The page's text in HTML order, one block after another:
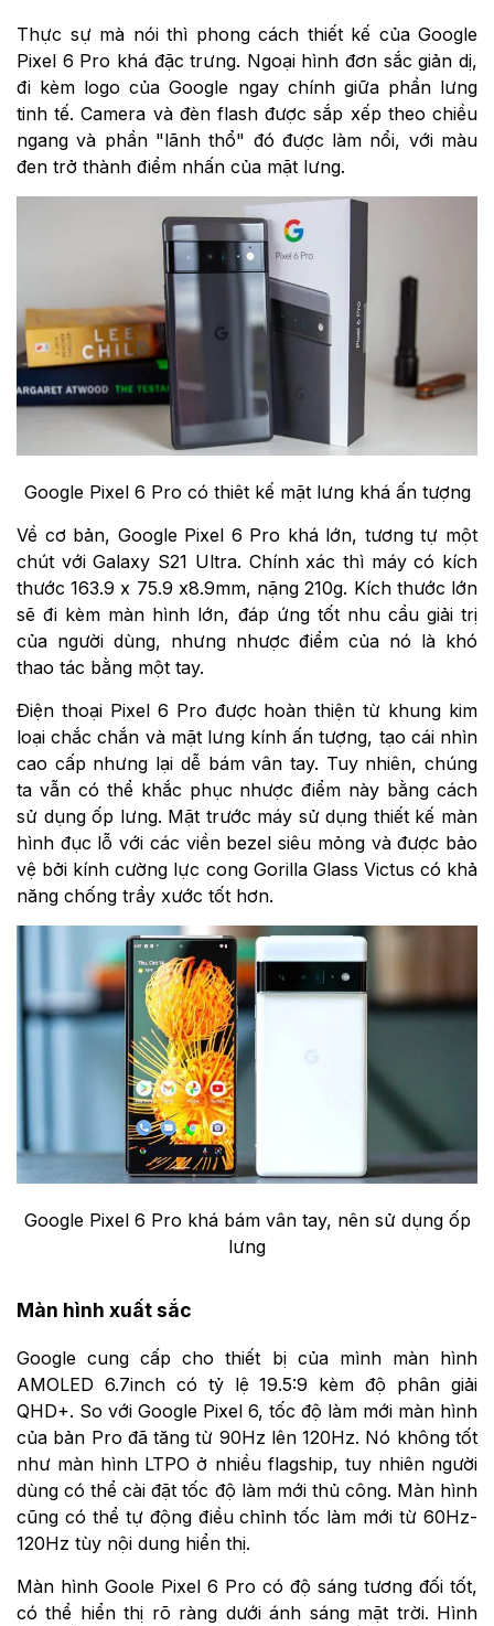
Thực sự mà nói thì phong cách thiết kế của Google
Pixel 6 Pro khá đặc trưng. Ngoại hình đơn sắc giản dị,
đi kèm logo của Google ngay chính giữa phần lưng
tinh tế. Camera và đèn flash được sắp xếp theo chiều
ngang và phần "lãnh thổ" đó được làm nổi, với màu
đen trở thành điểm nhấn của mặt lưng.
Google Pixel 6 Pro có thiêt kế mặt lưng khá ấn tượng
Về cơ bản, Google Pixel 6 Pro khá lớn, tương tự một
chút với Galaxy S21 Ultra. Chính xác thì máy có kích
thước 163.9 x 75.9 x8.9mm, nặng 210g. Kích thước lớn
sẽ đi kèm màn hình lớn, đáp ứng tốt nhu cầu giải trị
của người dùng, nhưng nhược điểm của nó là khó
thao tác bằng một tay.
Điện thoại Pixel 6 Pro được hoàn thiện từ khung kim
loại chắc chắn và mặt lưng kính ấn tượng, tạo cái nhìn
cao cấp nhưng lại dễ bám vân tay. Tuy nhiên, chúng
ta vẫn có thể khắc phục nhược điểm này bằng cách
sử dụng ốp lưng. Mặt trước máy sử dụng thiết kế màn
hình đục lỗ với các viền bezel siêu mỏng và được bảo
vệ bởi kính cường lực cong Gorilla Glass Victus có khả
năng chống trầy xước tốt hơn.
Google Pixel 6 Pro khá bám vân tay, nên sử dụng ốp
lưng
Màn hình xuất sắc
Google cung cấp cho thiết bị của mình màn hình
AMOLED 6.7inch có tỷ lệ 19.5:9 kèm độ phân giải
QHD+. So với Google Pixel 6, tốc độ làm mới màn hình
của bản Pro đã tăng từ 90Hz lên 120Hz. Nó không tốt
như màn hình LTPO ở nhiều flagship, tuy nhiên người
dùng có thể cài đặt tốc độ làm mới thủ công. Màn hình
cũng có thể tự động điều chỉnh tốc làm mới từ 60Hz-
120Hz tùy nội dung hiển thị.
Màn hình Goole Pixel 6 Pro có độ sáng tương đối tốt,
có thể hiển thị rõ ràng dưới ánh sáng mặt trời. Hình